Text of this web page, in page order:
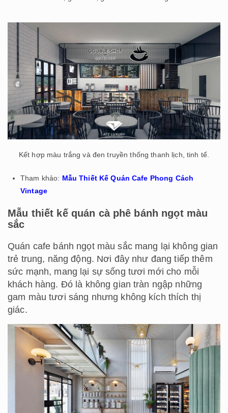
Kết hợp màu trắng và đen truyền thống thanh lịch, tinh tế.
Tham khảo: Mẫu Thiết Kế Quán Cafe Phong Cách
Vintage
Mẫu thiết kế quán cà phê bánh ngọt màu
sắc
Quán cafe bánh ngọt màu sắc mang lại không gian
trẻ trung, năng động. Nơi đây như đang tiếp thêm
sức mạnh, mang lại sự sống tươi mới cho mỗi
khách hàng. Đó là không gian tràn ngập những
gam màu tươi sáng nhưng không kích thích thị
giác.